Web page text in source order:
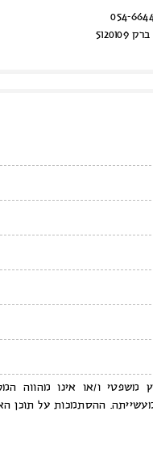
ו/או אינו מהווה המלצה
ההסתמכות על תוכן האתר